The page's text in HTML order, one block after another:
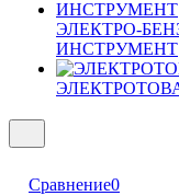
ЭЛЕКТРО-
ИНСТРУМЕНТ
Сравнение0